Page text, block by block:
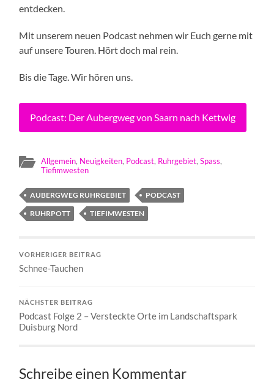
entdecken.
Mit unserem neuen Podcast nehmen wir Euch gerne mit
auf unsere Touren. Hört doch mal rein.
Bis die Tage. Wir hören uns.
Podcast: Der Aubergweg von Saarn nach Kettwig
Allgemein, Neuigkeiten, Podcast, Ruhrgebiet,Spass,
Tiefimwesten
AUBERGWEG RUHRGEBIET
PODCAST
RUHRPOTT
TIEFIMWESTEN
VORHERIGER BEITRAG
Schnee-Tauchen
NÄCHSTER BEITRAG
Podcast Folge 2 – Versteckte Orte im Landschaftspark
Duisburg Nord
Schreibe einen Kommentar